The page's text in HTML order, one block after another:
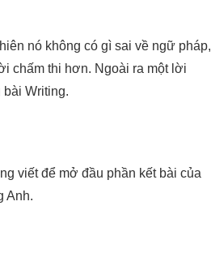
nó không có gì sai về ngữ pháp,
chấm thi hơn. Ngoài ra một lời
bài Writing.
viết để mở đầu phần kết bài của
Anh.